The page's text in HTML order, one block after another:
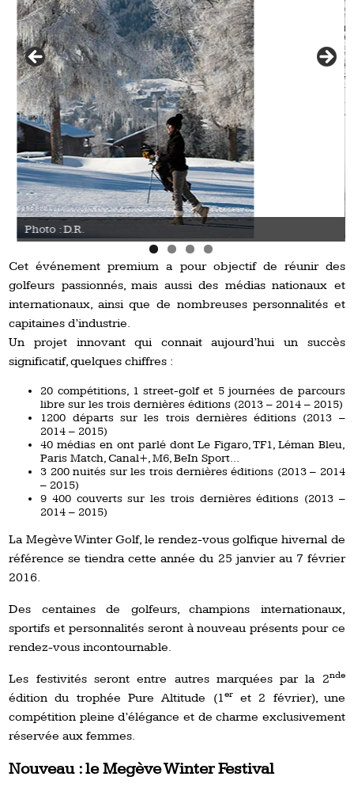
Photo : D.R.
Cet événement premium a pour objectif de réunir des
golfeurs passionnés, mais aussi des médias nationaux et
internationaux, ainsi que de nombreuses personnalités et
capitaines d’industrie.
Un projet innovant qui connait aujourd’hui un succès
significatif, quelques chiffres :
20 compétitions, 1 street-golf et 5 journées de parcours
libre sur les trois dernières éditions (2013 – 2014 – 2015)
1200 départs sur les trois dernières éditions (2013 –
2014 – 2015)
40 médias en ont parlé dont Le Figaro, TF1, Léman Bleu,
Paris Match, Canal+, M6, BeIn Sport…
3 200 nuités sur les trois dernières éditions (2013 – 2014
– 2015)
9 400 couverts sur les trois dernières éditions (2013 –
2014 – 2015)
La Megève Winter Golf, le rendez-vous golfique hivernal de
référence se tiendra cette année du 25 janvier au 7 février
2016.
Des centaines de golfeurs, champions internationaux,
sportifs et personnalités seront à nouveau présents pour ce
rendez-vous incontournable.
Les festivités seront entre autres marquées par la 2nde
édition du trophée Pure Altitude (1eret 2 février), une
compétition pleine d’élégance et de charme exclusivement
réservée aux femmes.
Nouveau : le Megève Winter Festival